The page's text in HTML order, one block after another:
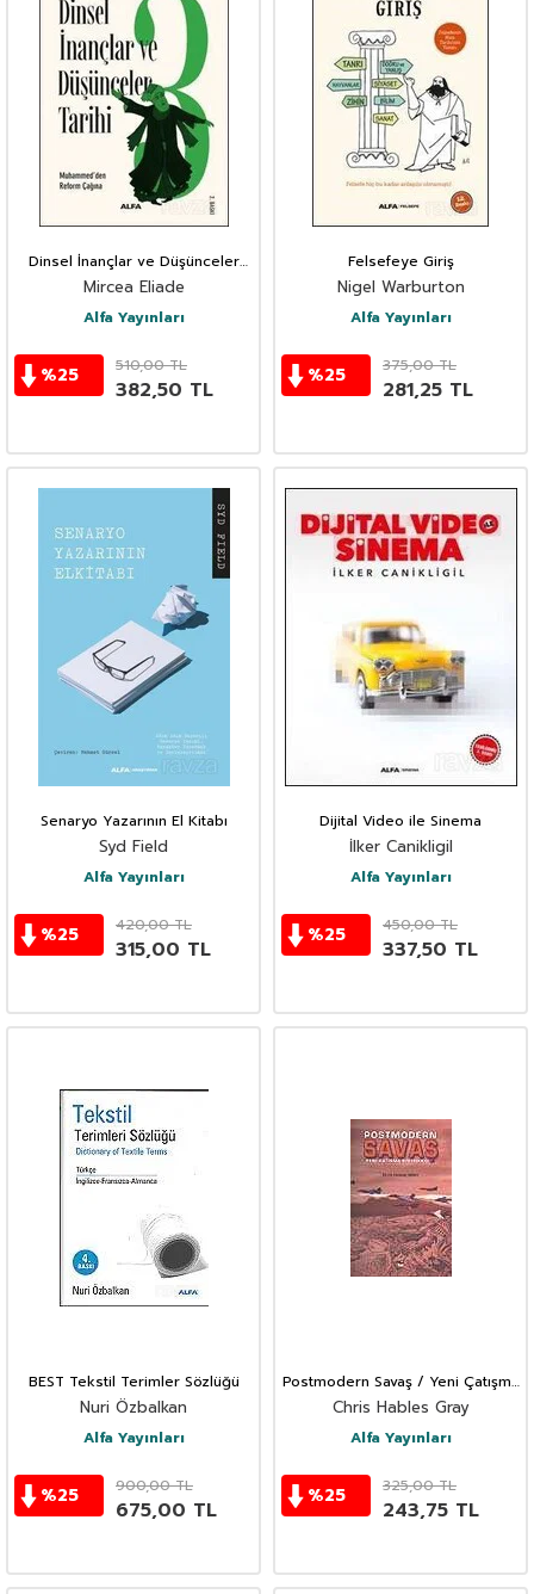
Dinsel İnançlar ve Düşünceler
Tarihi 3
Mircea Eliade
Alfa Yayınları
%25 510,00TL
382,50 TL
Felsefeye Giriş
Nigel Warburton
Alfa Yayınları
%25 375,00TL
281,25 TL
Senaryo Yazarının El Kitabı
Syd Field
Alfa Yayınları
%25 420,00TL
315,00 TL
Dijital Video ile Sinema
İlker Canikligil
Alfa Yayınları
%25 450,00TL
337,50 TL
BEST Tekstil Terimler Sözlüğü
Nuri Özbalkan
Alfa Yayınları
%25 900,00TL
675,00 TL
Postmodern Savaş / Yeni Çatışma
Politikası
Chris Hables Gray
Alfa Yayınları
%25 325,00TL
243,75 TL